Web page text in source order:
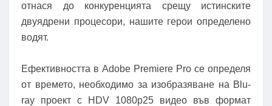
отнася до конкуренцията срещу истинските
двуядрени процесори, нашите герои определено
водят.
Ефективността в Adobe Premiere Pro се определя
от времето, необходимо за изобразяване на Blu-
ray проект с HDV 1080p25 видео във формат